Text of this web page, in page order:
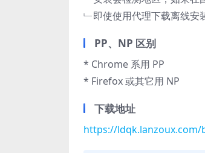
﹂即使使用代理下载离线安
PP、NP 区别
* Chrome 系用 PP
* Firefox 或其它用 NP
下载地址
https://ldqk.lanzoux.com/